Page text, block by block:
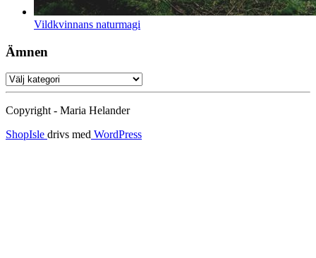
Vildkvinnans naturmagi
Ämnen
Ämnen
Copyright - Maria Helander
ShopIsle drivs med WordPress